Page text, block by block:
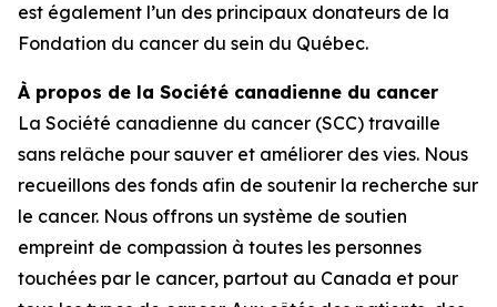
est également l’un des principaux donateurs de la
Fondation du cancer du sein du Québec.
À propos de la Société canadienne du cancer
La Société canadienne du cancer (SCC) travaille
sans relâche pour sauver et améliorer des vies. Nous
recueillons des fonds afin de soutenir la recherche sur
le cancer. Nous offrons un système de soutien
empreint de compassion à toutes les personnes
touchées par le cancer, partout au Canada et pour